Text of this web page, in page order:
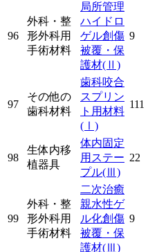
96
外科・整
形外科用
手術材料
局所管理
ハイドロ
ゲル創傷
被覆・保
護材(Ⅱ)
9
97
その他の
歯科材料
歯科咬合
スプリン
ト用材料
(Ⅰ)
111
98
生体内移
植器具
体内固定
用ステー
プル(Ⅲ)
22
99
外科・整
形外科用
手術材料
二次治癒
親水性ゲ
ル化創傷
被覆・保
護材(Ⅲ)
9